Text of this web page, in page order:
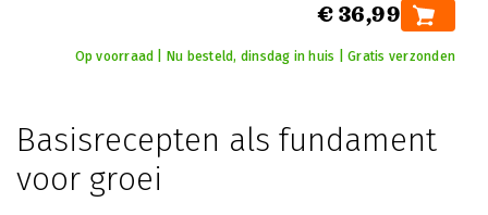
€ 36,99
Op voorraad | Nu besteld, dinsdag in huis | Gratis verzonden
Basisrecepten als fundament
voor groei